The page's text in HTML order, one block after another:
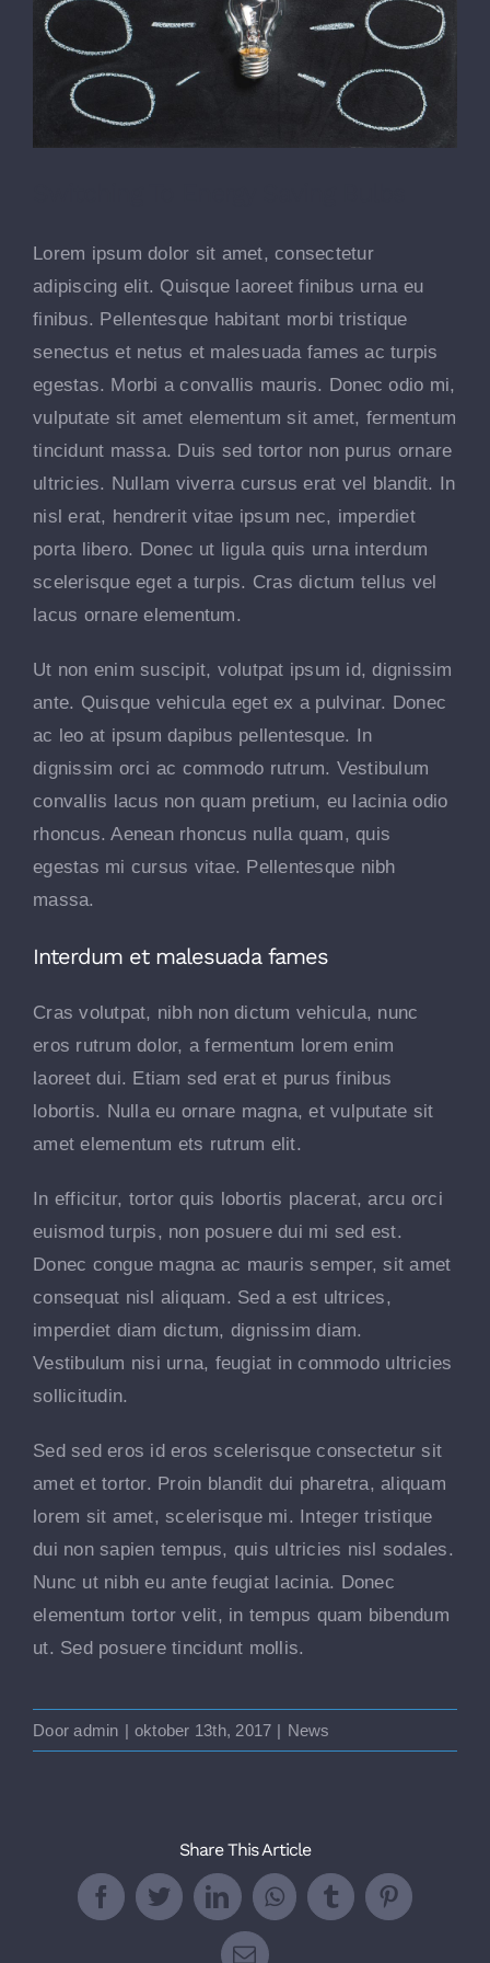
Lorem ipsum dolor sit amet, consectetur
adipiscing elit. Quisque laoreet finibus urna eu
finibus. Pellentesque habitant morbi tristique
senectus et netus et malesuada fames ac turpis
egestas. Morbi a convallis mauris. Donec odio mi,
vulputate sit amet elementum sit amet, fermentum
tincidunt massa. Duis sed tortor non purus ornare
ultricies. Nullam viverra cursus erat vel blandit. In
nisl erat, hendrerit vitae ipsum nec, imperdiet
porta libero. Donec ut ligula quis urna interdum
scelerisque eget a turpis. Cras dictum tellus vel
lacus ornare elementum.
Ut non enim suscipit, volutpat ipsum id, dignissim
ante. Quisque vehicula eget ex a pulvinar. Donec
ac leo at ipsum dapibus pellentesque. In
dignissim orci ac commodo rutrum. Vestibulum
convallis lacus non quam pretium, eu lacinia odio
rhoncus. Aenean rhoncus nulla quam, quis
egestas mi cursus vitae. Pellentesque nibh
massa.
Interdum et malesuada fames
Cras volutpat, nibh non dictum vehicula, nunc
eros rutrum dolor, a fermentum lorem enim
laoreet dui. Etiam sed erat et purus finibus
lobortis. Nulla eu ornare magna, et vulputate sit
amet elementum ets rutrum elit.
In efficitur, tortor quis lobortis placerat, arcu orci
euismod turpis, non posuere dui mi sed est.
Donec congue magna ac mauris semper, sit amet
consequat nisl aliquam. Sed a est ultrices,
imperdiet diam dictum, dignissim diam.
Vestibulum nisi urna, feugiat in commodo ultricies
sollicitudin.
Sed sed eros id eros scelerisque consectetur sit
amet et tortor. Proin blandit dui pharetra, aliquam
lorem sit amet, scelerisque mi. Integer tristique
dui non sapien tempus, quis ultricies nisl sodales.
Nunc ut nibh eu ante feugiat lacinia. Donec
elementum tortor velit, in tempus quam bibendum
ut. Sed posuere tincidunt mollis.
Dooradmin | oktober 13th, 2017 | News
Share This Article
FacebookTwitterLinkedInWhatsApp
TumblrPinterest